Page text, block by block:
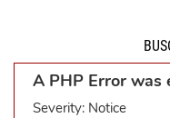
A PHP Error was
Severity: Notice